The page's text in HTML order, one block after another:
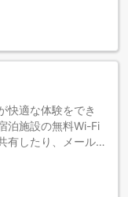
イプにより異なり
さい。
快適な体験をでき
泊施設の無料Wi-Fi
有したり、メール
手軽になります。
場をご用意してい